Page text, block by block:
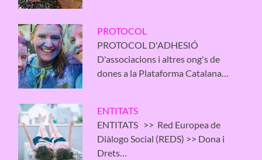
PROTOCOL
PROTOCOL D'ADHESIÓ
D'associacions i altres ong's de
dones a la Plataforma Catalana…
ENTITATS
ENTITATS >> Red Europea de
Diàlogo Social (REDS) >> Dona i
Drets…